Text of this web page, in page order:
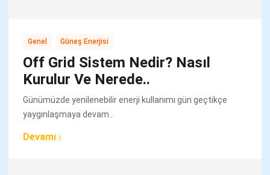
Genel Güneş Enerjisi
Off Grid Sistem Nedir? Nasıl
Kurulur Ve Nerede..
Günümüzde yenilenebilir enerji kullanımı gün geçtikçe
yaygınlaşmaya devam..
Devamı